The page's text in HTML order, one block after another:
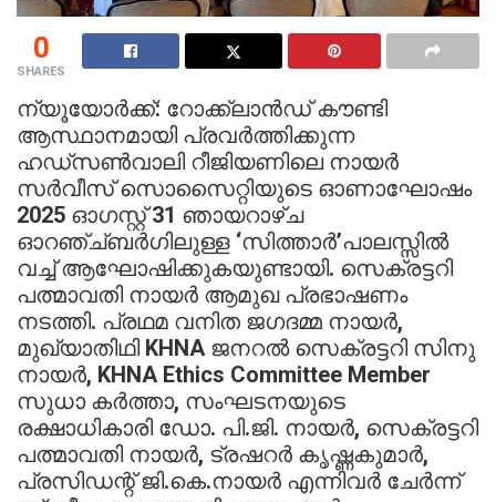
0
SHARES
ന്യൂയോർക്ക്: റോക്ക്‌ലാൻഡ് കൗണ്ടി
ആസ്ഥാനമായി പ്രവർത്തിക്കുന്ന
ഹഡ്സൺ‌വാലി റീജിയണിലെ നായർ
സർവീസ് സൊസൈറ്റിയുടെ ഓണാഘോഷം
2025 ഓഗസ്റ്റ് 31 ഞായറാഴ്ച
ഓറഞ്ച്ബർഗിലുള്ള ‘സിത്താർ’പാലസ്സിൽ
വച്ച് ആഘോഷിക്കുകയുണ്ടായി. സെക്രട്ടറി
പത്മാവതി നായർ ആമുഖ പ്രഭാഷണം
നടത്തി. പ്രഥമ വനിത ജഗദമ്മ നായർ,
മുഖ്യാതിഥി KHNA ജനറൽ സെക്രട്ടറി സിനു
നായർ, KHNA Ethics Committee Member
സുധാ കർത്താ, സംഘടനയുടെ
രക്ഷാധികാരി ഡോ. പി.ജി. നായർ, സെക്രട്ടറി
പത്മാവതി നായർ, ട്രഷറർ കൃഷ്ണകുമാർ,
പ്രസിഡന്റ് ജി.കെ.നായർ എന്നിവർ ചേർന്ന്